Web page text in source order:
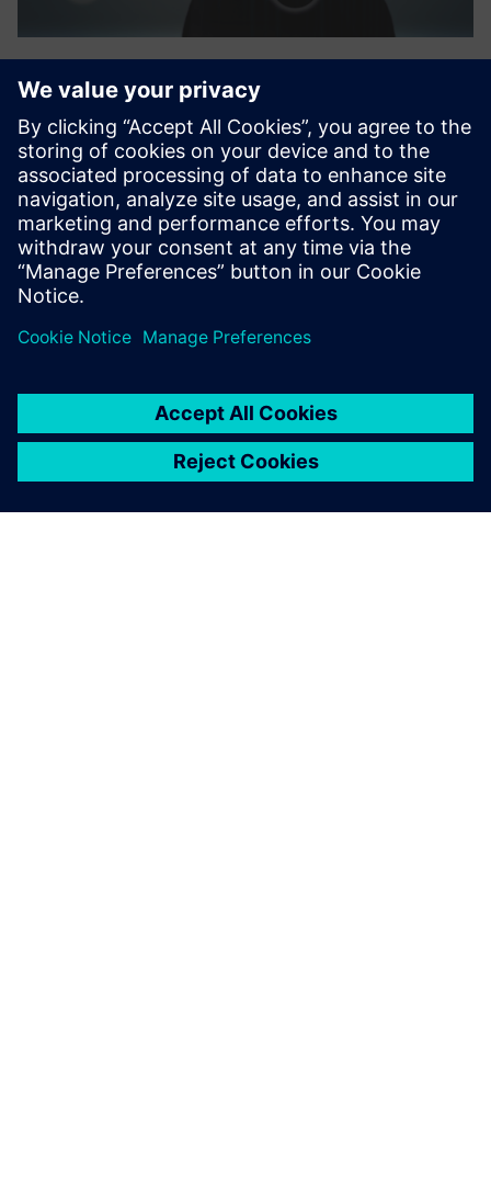
TRACCIA é um software baseado na web que recolhe e
processa em tempo real múltiplos dados que representam
o processo em questão para análise de desempenho e
apoio à decisão. Diferentes tecnologias podem ser
integradas para a recol...
Saiba mais